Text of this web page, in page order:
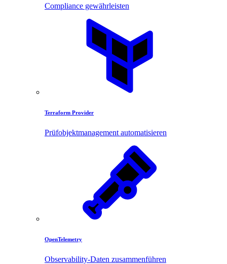
Compliance gewährleisten
Terraform Provider
Prüfobjektmanagement automatisieren
OpenTelemetry
Observability-Daten zusammenführen